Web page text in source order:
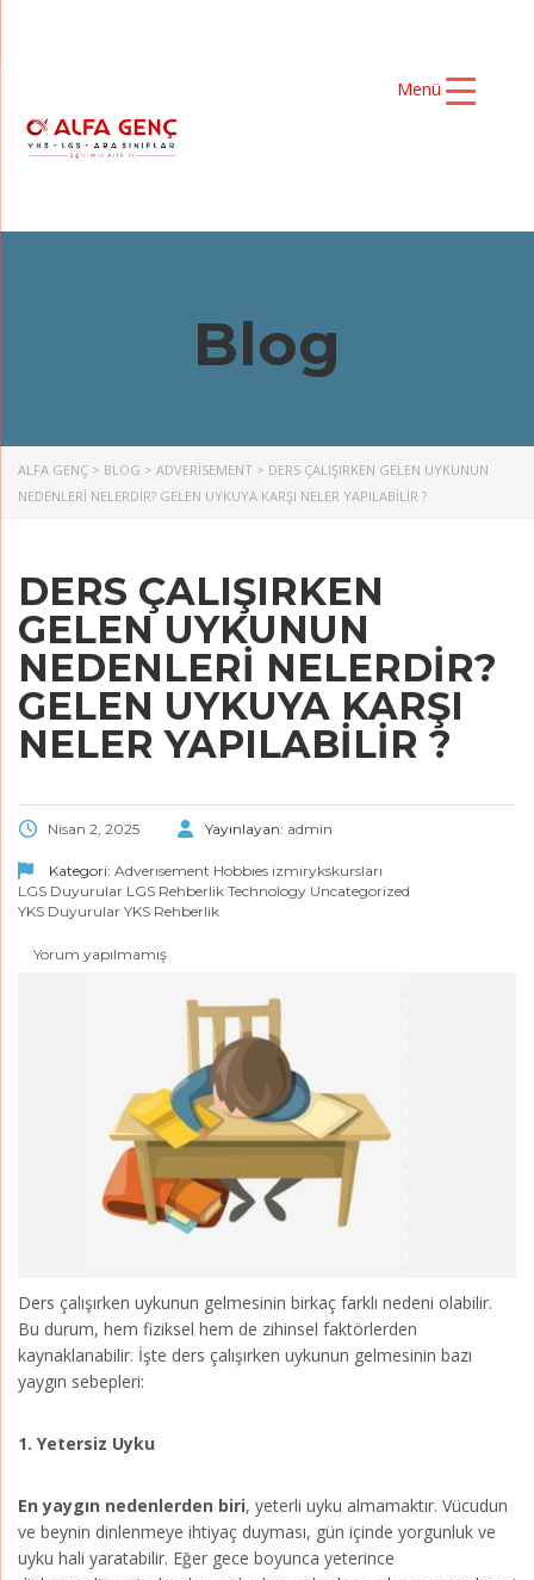
Menü
Blog
ALFA GENÇ > BLOG > ADVERISEMENT > DERS ÇALIŞIRKEN GELEN UYKUNUN
NEDENLERİ NELERDİR? GELEN UYKUYA KARŞI NELER YAPILABİLİR ?
DERS ÇALIŞIRKEN
GELEN UYKUNUN
NEDENLERİ NELERDİR?
GELEN UYKUYA KARŞI
NELER YAPILABİLİR ?
Nisan 2, 2025 Yayınlayan: admin
Kategori: Adverisement Hobbies izmirykskursları
LGS Duyurular LGS Rehberlik Technology Uncategorized
YKS Duyurular YKS Rehberlik
Yorum yapılmamış
Ders çalışırken uykunun gelmesinin birkaç farklı nedeni olabilir.
Bu durum, hem fiziksel hem de zihinsel faktörlerden
kaynaklanabilir. İşte ders çalışırken uykunun gelmesinin bazı
yaygın sebepleri:
1. Yetersiz Uyku
En yaygın nedenlerden biri, yeterli uyku almamaktır. Vücudun
ve beynin dinlenmeye ihtiyaç duyması, gün içinde yorgunluk ve
uyku hali yaratabilir. Eğer gece boyunca yeterince